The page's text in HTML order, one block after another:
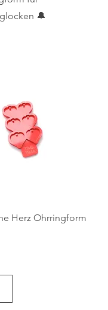
🔔
Herz Ohrringform